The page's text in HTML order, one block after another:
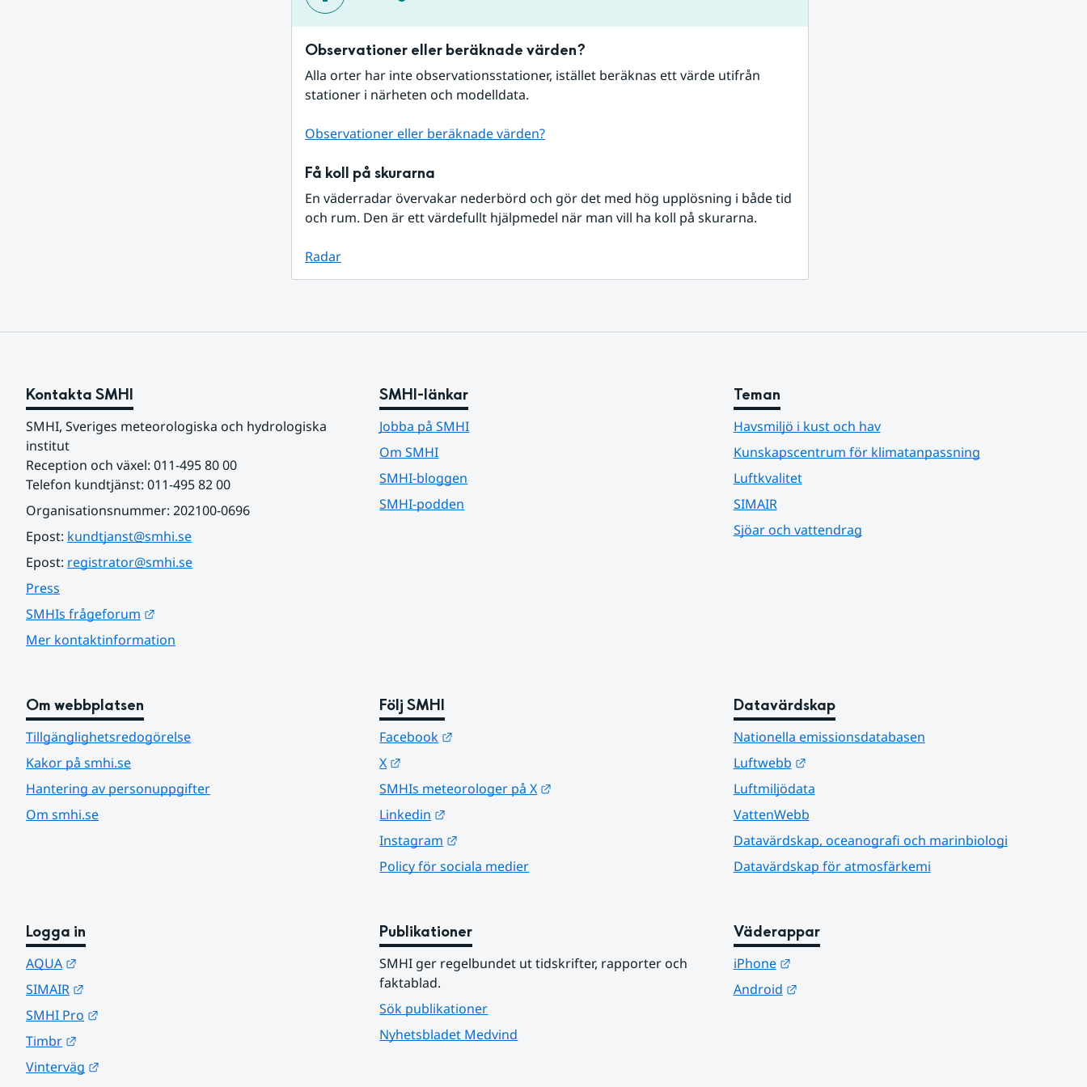
Observationer eller beräknade värden?
Alla orter har inte observationsstationer, istället beräknas ett värde utifrån
stationer i närheten och modelldata.
Observationer eller beräknade värden?
Få koll på skurarna
En väderradar övervakar nederbörd och gör det med hög upplösning i både tid
och rum. Den är ett värdefullt hjälpmedel när man vill ha koll på skurarna.
Radar
Kontakta SMHI
SMHI, Sveriges meteorologiska och hydrologiska
institut
Reception och växel: 011-495 80 00
Telefon kundtjänst: 011-495 82 00
Organisationsnummer: 202100-0696
Epost: kundtjanst@smhi.se
Epost: registrator@smhi.se
Press
SMHIs frågeforum
Mer kontaktinformation
SMHI-länkar
Jobba på SMHI
Om SMHI
SMHI-bloggen
SMHI-podden
Teman
Havsmiljö i kust och hav
Kunskapscentrum för klimatanpassning
Luftkvalitet
SIMAIR
Sjöar och vattendrag
Om webbplatsen
Tillgänglighetsredogörelse
Kakor på smhi.se
Hantering av personuppgifter
Om smhi.se
Följ SMHI
Facebook
X
SMHIs meteorologer på X
Linkedin
Instagram
Policy för sociala medier
Datavärdskap
Nationella emissionsdatabasen
Luftwebb
Länk till annan webbplats.
Luftmiljödata
VattenWebb
Datavärdskap, oceanografi och marinbiologi
Datavärdskap för atmosfärkemi
Logga in
AQUA
SIMAIR
SMHI Pro
Timbr
Vinterväg
Publikationer
SMHI ger regelbundet ut tidskrifter, rapporter och
faktablad.
Sök publikationer
Nyhetsbladet Medvind
Väderappar
iPhone
Länk till annan webbplats.
Android
Länk till annan webbplats.